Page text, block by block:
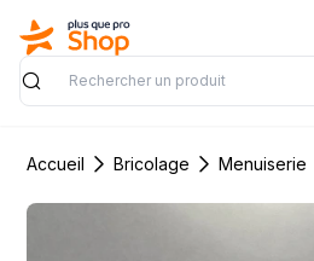
Rechercher
Accueil Bricolage Menuiserie